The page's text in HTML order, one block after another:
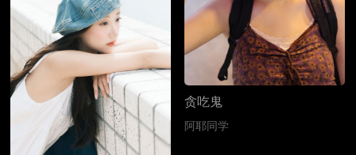
贪吃鬼
阿耶同学